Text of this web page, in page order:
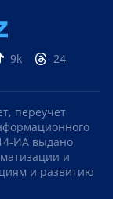
9k 24
переучет
ИА выдано
и
и развитию